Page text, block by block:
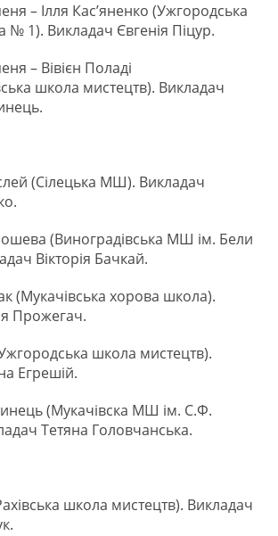
– Ілля Кас’яненко (Ужгородська
1). Викладач Євгенія Піцур.
– Вівієн Поладі
школа мистецтв). Викладач
(Сілецька МШ). Викладач
(Виноградівська МШ ім. Бели
Вікторія Бачкай.
(Мукачівська хорова школа).
Прожегач.
школа мистецтв).
Егрешій.
(Мукачівска МШ ім. С.Ф.
Тетяна Головчанська.
школа мистецтв). Викладач